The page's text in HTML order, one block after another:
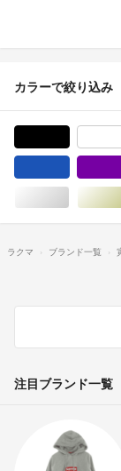
カラーで絞り込み
シルバ
ラクマ ブランド一覧
注目ブランド一覧